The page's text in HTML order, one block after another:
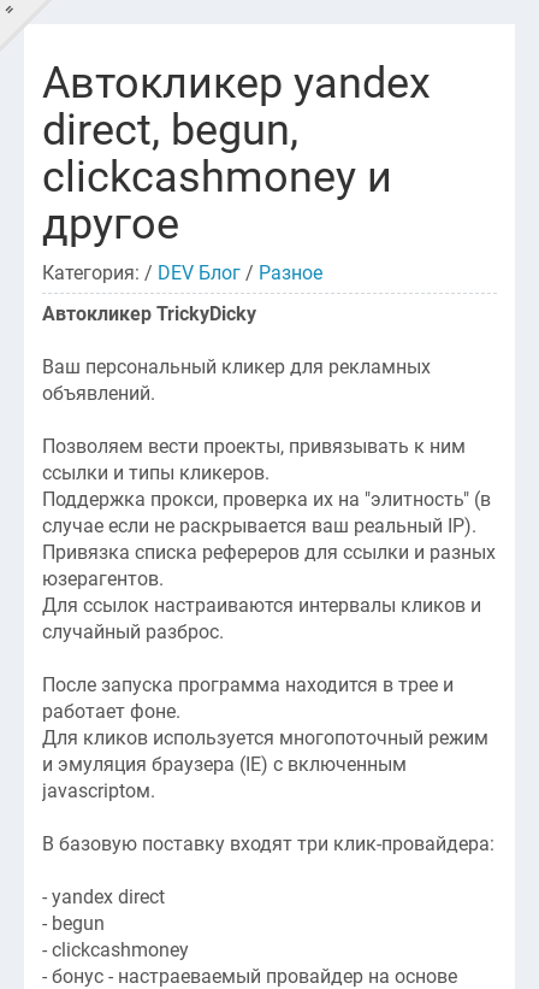
=
GOTSKILLZ?
Главная
DEV'Блог
Новости
Контакты
Автокликер yandex
direct, begun,
clickcashmoney и
другое
Категория: / DEV Блог / Разное
Автокликер TrickyDicky
Ваш персональный кликер для рекламных
объявлений.
Позволяем вести проекты, привязывать к ним
ссылки и типы кликеров.
Поддержка прокси, проверка их на "элитность" (в
случае если не раскрывается ваш реальный IP).
Привязка списка рефереров для ссылки и разных
юзерагентов.
Для ссылок настраиваются интервалы кликов и
случайный разброс.
После запуска программа находится в трее и
работает фоне.
Для кликов используется многопоточный режим
и эмуляция браузера (IE) с включенным
javascriptом.
В базовую поставку входят три клик-провайдера:
- yandex direct
- begun
- clickcashmoney
- бонус - настраеваемый провайдер на основе